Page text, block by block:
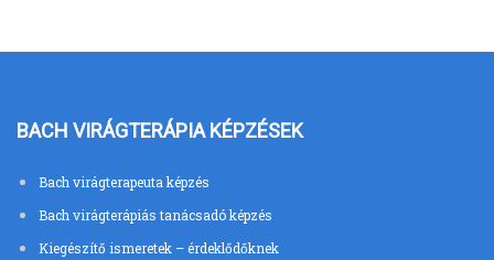
BACH VIRÁGTERÁPIA KÉPZÉSEK
Bach virágterapeuta képzés
Bach virágterápiás tanácsadó képzés
Kiegészítő ismeretek – érdeklődőknek